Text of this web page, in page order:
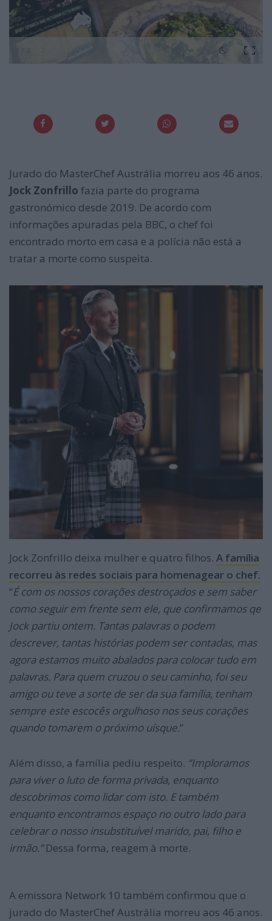
Jurado do MasterChef Austrália morreu aos 46 anos.
Jock Zonfrillo fazia parte do programa
gastronómico desde 2019. De acordo com
informações apuradas pela BBC, o chef foi
encontrado morto em casa e a polícia não está a
tratar a morte como suspeita.
Jock Zonfrillo deixa mulher e quatro filhos. A família
recorreu às redes sociais para homenagear o chef.
“É com os nossos corações destroçados e sem saber
como seguir em frente sem ele, que confirmamos qe
Jock partiu ontem. Tantas palavras o podem
descrever, tantas histórias podem ser contadas, mas
agora estamos muito abalados para colocar tudo em
palavras. Para quem cruzou o seu caminho, foi seu
amigo ou teve a sorte de ser da sua família, tenham
sempre este escocês orgulhoso nos seus corações
quando tomarem o próximo uísque.”
Além disso, a família pediu respeito. “Imploramos
para viver o luto de forma privada, enquanto
descobrimos como lidar com isto. E também
enquanto encontramos espaço no outro lado para
celebrar o nosso insubstituível marido, pai, filho e
irmão.”Dessa forma, reagem à morte.
A emissora Network 10 também confirmou que o
jurado do MasterChef Austrália morreu aos 46 anos.